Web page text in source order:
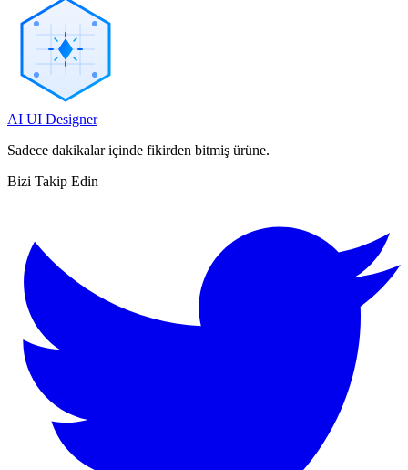
AI UI Designer
Sadece dakikalar içinde fikirden bitmiş ürüne.
Bizi Takip Edin